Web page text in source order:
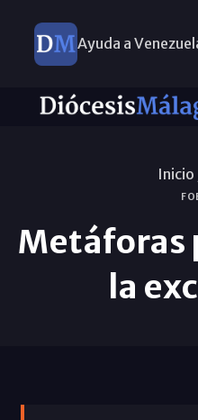
Ayuda a
Inicio
Metáforas
la